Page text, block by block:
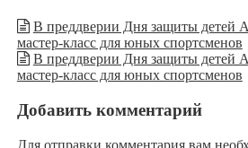
В преддверии Дня защиты детей
мастер-класс для юных спортсменов
В преддверии Дня защиты детей
мастер-класс для юных спортсменов
Добавить комментарий
Для отправки комментария вам